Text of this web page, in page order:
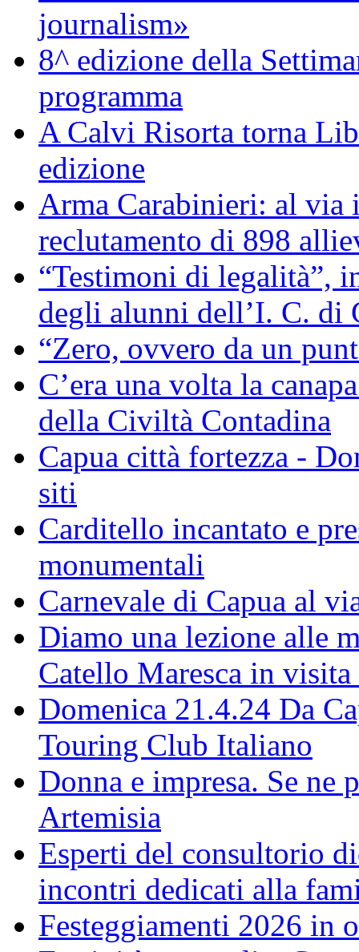
journalism»
8^ edizione della
programma
A Calvi Risorta torna
edizione
Arma Carabinieri: al via
reclutamento di 898
“Testimoni di legalità”,
degli alunni dell’I. C. di
“Zero, ovvero da un
C’era una volta la
della Civiltà Contadina
Capua città fortezza -
siti
Carditello incantato e
monumentali
Carnevale di Capua al
Diamo una lezione alle
Catello Maresca in visita
Domenica 21.4.24 Da
Touring Club Italiano
Donna e impresa. Se ne
Artemisia
Esperti del consultorio
incontri dedicati alla
Festeggiamenti 2026 in